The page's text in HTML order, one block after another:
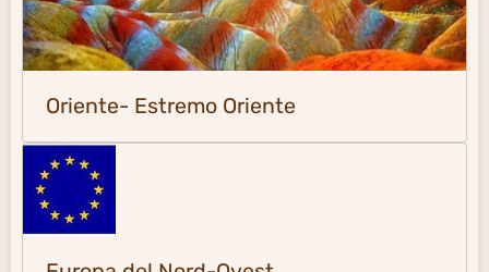
Oriente- Estremo Oriente